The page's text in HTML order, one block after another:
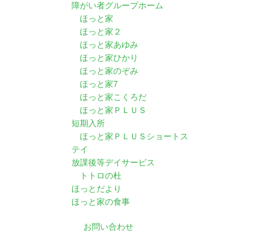
障がい者グループホーム
ほっと家
ほっと家２
ほっと家あゆみ
ほっと家ひかり
ほっと家のぞみ
ほっと家7
ほっと家こくろだ
ほっと家ＰＬＵＳ
短期入所
ほっと家ＰＬＵＳショートス
テイ
放課後等デイサービス
トトロの杜
ほっとだより
ほっと家の食事
お問い合わせ